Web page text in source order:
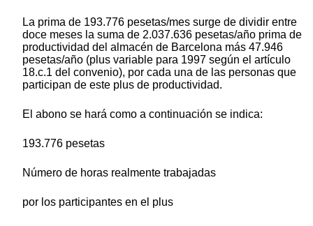
La prima de 193.776 pesetas/mes surge de dividir entre
doce meses la suma de 2.037.636 pesetas/año prima de
productividad del almacén de Barcelona más 47.946
pesetas/año (plus variable para 1997 según el artículo
18.c.1 del convenio), por cada una de las personas que
participan de este plus de productividad.
El abono se hará como a continuación se indica:
193.776 pesetas
Número de horas realmente trabajadas
por los participantes en el plus